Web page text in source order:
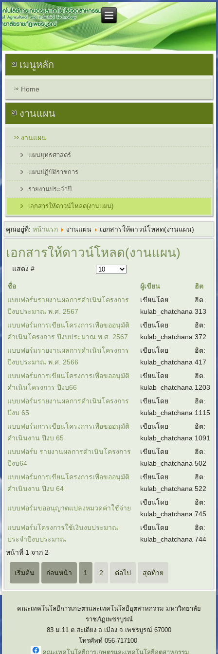
เมนูหลัก
Home
งานแผน
งานแผน
แผนยุทธศาสตร์
แผนปฏิบัติราชการ
รายงานประจำปี
เอกสารให้ดาวน์โหลด(งานแผน)
คุณอยู่ที่:หน้าแรก งานแผน เอกสารให้ดาวน์โหลด(งานแผน)
เอกสารให้ดาวน์โหลด(งานแผน)
แสดง #
ชื่อ ผู้เขียน
ฮิต
แบบฟอร์มรายงานผลการดำเนินโครงการ
ปีงบประมาณ พ.ศ. 2567
เขียนโดย
kulab_chatchana
ฮิต:
313
แบบฟอร์มการเขียนโครงการเพื่อขออนุมัติ
ดำเนินโครงการ ปีงบประมาณ พ.ศ. 2567
เขียนโดย
kulab_chatchana
ฮิต:
372
แบบฟอร์มรายงานผลการดำเนินโครงการ
ปีงบประมาณ พ.ศ. 2566
เขียนโดย
kulab_chatchana
ฮิต:
417
แบบฟอร์มการเขียนโครงการเพื่อขออนุมัติ
ดำเนินโครงการ ปีงบ66
เขียนโดย
kulab_chatchana
ฮิต:
1203
แบบฟอร์มรายงานผลการดำเนินโครงการ
ปีงบ 65
เขียนโดย
kulab_chatchana
ฮิต:
1115
แบบฟอร์มการเขียนโครงการเพื่อขออนุมัติ
ดำเนินงาน ปีงบ 65
เขียนโดย
kulab_chatchana
ฮิต:
1091
แบบฟอร์ม รายงานผลการดำเนินโครงการ
ปีงบ64
เขียนโดย
kulab_chatchana
ฮิต:
502
แบบฟอร์มการเขียนโครงการเพื่อขออนุมัติ
ดำเนินงาน ปีงบ 64
เขียนโดย
kulab_chatchana
ฮิต:
522
แบบฟอร์มขออนุญาตแปลงหมวดค่าใช้จ่าย
เขียนโดย
kulab_chatchana
ฮิต:
745
แบบฟอร์มโครงการใช้เงินงบประมาณ
ประจำปีงบประมาณ
เขียนโดย
kulab_chatchana
ฮิต:
744
หน้าที่ 1 จาก 2
เริ่มต้น ก่อนหน้า 1 2 ต่อไป สุดท้าย
คณะเทคโนโลยีการเกษตรและเทคโนโลยีอุตสาหกรรม มหาวิทยาลัย
ราชภัฏเพชรบูรณ์
83 ม.11 ต.สะเดียง อ.เมือง จ.เพชรบูรณ์ 67000
โทรศัพท์ 056-717100
คณะเทคโนโลยีการเกษตรและเทคโนโลยีอุตสาหกรรม